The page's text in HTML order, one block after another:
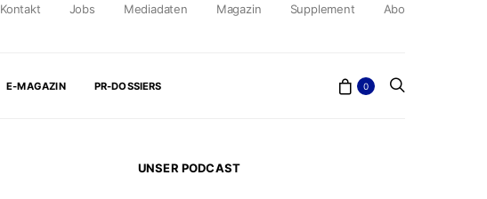
Kontakt Jobs Mediadaten Magazin Supplement Abo
E-MAGAZIN PR-DOSSIERS 0
UNSER PODCAST